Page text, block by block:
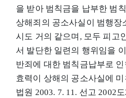
을 받아 범칙금을 납부한 범
상해죄의 공소사실이 범행장
시도 거의 같으며, 모두 피고
서 발단한 일련의 행위임을
반죄에 대한 범칙금납부로
효력이 상해의 공소사실에
법원 2003. 7. 11. 선고 2002